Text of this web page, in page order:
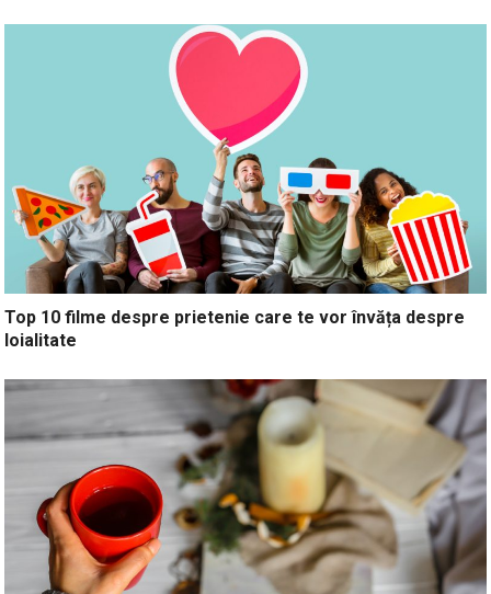
Top 10 filme despre prietenie care te vor învăța despre
loialitate